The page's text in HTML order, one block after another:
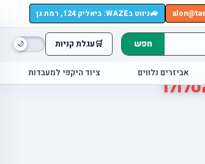
🚙ניווט בWAZE: ביאליק 124, רמת גן
🛒עגלת קניות חפש
אביזרים נלווים ציוד היקפי למעבדות